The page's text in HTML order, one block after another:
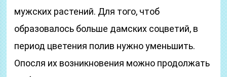
мужских растений. Для того, чтоб
образовалось больше дамских соцветий, в
период цветения полив нужно уменьшить.
Опосля их возникновения можно продолжать